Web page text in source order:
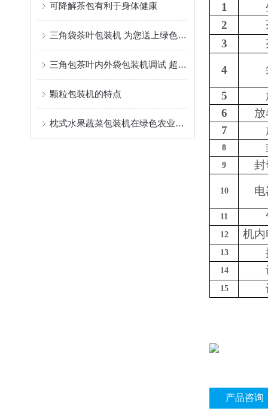
可降解茶包有利于身体健康
三角袋茶叶包装机 为您送上绿色环保低碳的生活
三角包茶叶内外袋包装机调试 超声波封口及 PLA 膜问题解决方案
颗粒包装机的特点
枕式水果蔬菜包装机在绿色农业中的应用
1
2
3
4
5
6
7
8
9 封
10
11
12 机
13
14
15
产品咨询